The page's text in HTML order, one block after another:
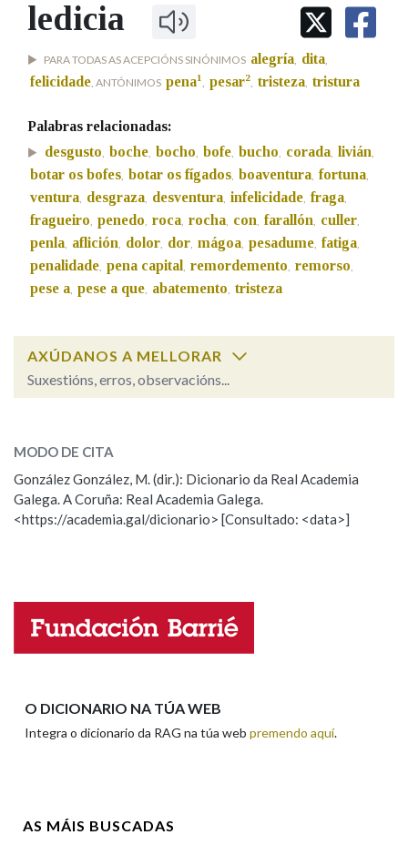
IDENTIDADE CORPORATIVA
MARCIAL DEL ADALID
CASA-MUSEO EMILIA PARDO
BAZÁN
FIGURAS HOMENAXEADAS
HISTORIA
60 ANOS DLG
Facebook
TwitterYoutubeInstagramBluesky
BUSCAR NOS LEMAS
Comeza por
Remata por
Contén
BUSCAR NO CONTIDO
Nos exemplos
Na fraseoloxía
ledicia
PARA TODAS AS ACEPCIÓNS SINÓNIMOS alegría, dita,
felicidade, ANTÓNIMOS pena1, pesar2, tristeza, tristura
Palabras relacionadas:
desgusto, boche, bocho, bofe, bucho, corada, livián,
botar os bofes, botar os fígados, boaventura, fortuna,
ventura, desgraza, desventura, infelicidade, fraga,
fragueiro, penedo, roca, rocha, con, farallón, culler,
penla, aflición, dolor, dor, mágoa, pesadume, fatiga,
penalidade, pena capital, remordemento, remorso,
pese a, pese a que, abatemento, tristeza
AXÚDANOS A MELLORAR
Suxestións, erros, observacións...
ESCOLLE UNHA OPCIÓN:
Observación Hai un erro na palabra
Propoño mellorar a definición
Nome
MODO DE CITA
González González, M. (dir.): Dicionario da Real Academia
Galega. A Coruña: Real Academia Galega.
<https://academia.gal/dicionario> [Consultado: <data>]
O DICIONARIO NA TÚA WEB
Integra o dicionario da RAG na túa web premendo aquí.
AS MÁIS BUSCADAS